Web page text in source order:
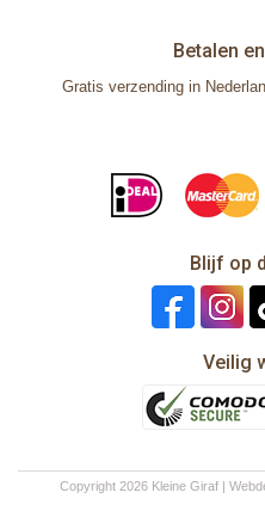
Betalen
Gratis verzending in
Blijf op
Veilig
Copyright 2026 Kleine Giraf |